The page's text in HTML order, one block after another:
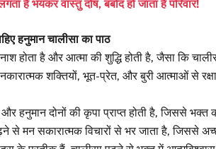
है भयंकर वास्तु दोष, बर्बाद हो जाता है परिवार!
हनुमान चालीसा का पाठ
नाश होता है और आत्मा की शुद्धि होती है, जैसा कि
शक्तियों, भूत-प्रेत, और बुरी आत्माओं से
हनुमान दोनों की कृपा प्राप्त होती है, जिससे भक्त
से मन सकारात्मक विचारों से भर जाता है, जिससे